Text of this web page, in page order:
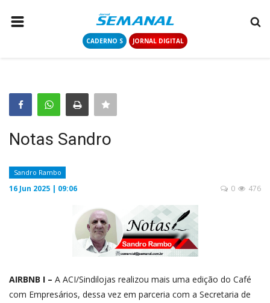
CADERNO S JORNAL DIGITAL
COLUNISTAS
CONTATO
LOGIN
CADASTRAR
JORNAL DIGITAL
Notas Sandro
Sandro Rambo
16 Jun 2025 | 09:06 476
0
AIRBNB I – A ACI/Sindilojas realizou mais uma edição do Café
com Empresários, dessa vez em parceria com a Secretaria de